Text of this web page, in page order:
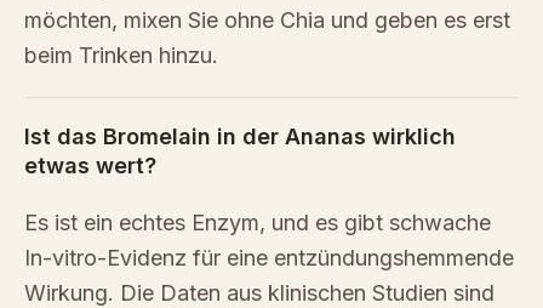
möchten, mixen Sie ohne Chia und geben es erst
beim Trinken hinzu.
Ist das Bromelain in der Ananas wirklich
etwas wert?
Es ist ein echtes Enzym, und es gibt schwache
In-vitro-Evidenz für eine entzündungshemmende
Wirkung. Die Daten aus klinischen Studien sind